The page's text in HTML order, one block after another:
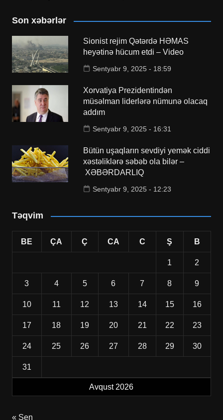
Son xəbərlər
Sionist rejim Qətərdə HƏMAS
heyətinə hücum etdi – Video
Sentyabr 9, 2025 - 18:59
Xorvatiya Prezidentindən
müsəlman liderlərə nümunə olacaq
addım
Sentyabr 9, 2025 - 16:31
Bütün uşaqların sevdiyi yemək ciddi
xəstəliklərə səbəb ola bilər –
XƏBƏRDARLIQ
Sentyabr 9, 2025 - 12:23
Təqvim
Avqust 2026
BE ÇA Ç CA C Ş B
1 2
3 4 5 6 7 8 9
10 11 12 13 14 15 16
17 18 19 20 21 22 23
24 25 26 27 28 29 30
31
« Sen